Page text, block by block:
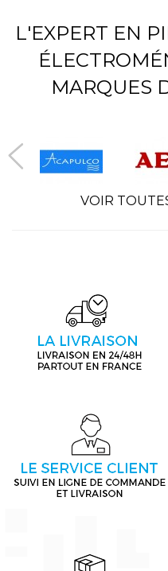
L'EXPERT EN
MARQUES
VOIR